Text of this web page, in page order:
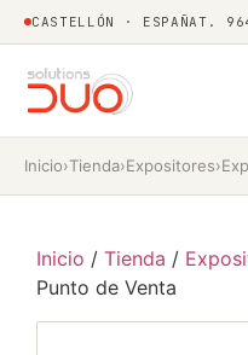
CASTELLÓN · ESPAÑAT.
Inicio›Tienda›Expositores›
Inicio / Tienda /
Punto de Venta